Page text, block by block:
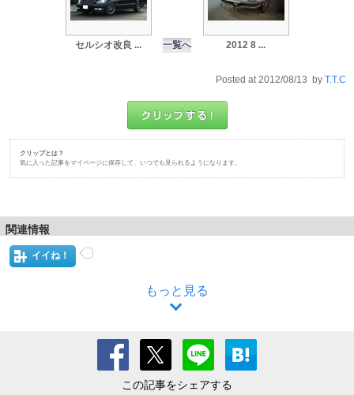
セルシオ改良 ... 一覧へ 2012 8 ...
Posted at 2012/08/13 by T.T.C
クリップとは？
気に入った記事をマイページに保存して、いつでも見られるようになります。
関連情報
イイね！
もっと見る
この記事をシェアする